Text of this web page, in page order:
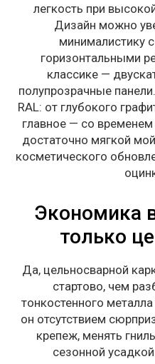
легкость при
Дизайн можно
минималистику
горизонтальными
классике —
полупрозрачные
RAL: от глубокого
главное — со временем
достаточно мягкой
косметического
Экономика
только
Да, цельносварной
стартово, чем
тонкостенного
он отсутствием
крепеж, менять
сезонной